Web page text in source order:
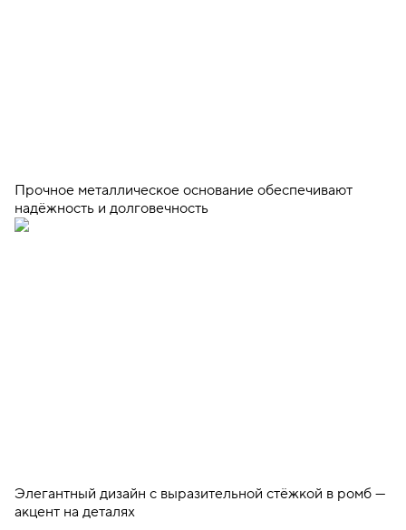
Прочное металлическое основание обеспечивают
надёжность и долговечность
Элегантный дизайн с выразительной стёжкой в ромб —
акцент на деталях